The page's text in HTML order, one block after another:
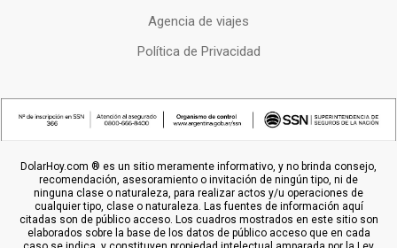
Agencia de viajes
Política de Privacidad
DolarHoy.com ® es un sitio meramente informativo, y no brinda consejo,
recomendación, asesoramiento o invitación de ningún tipo, ni de
ninguna clase o naturaleza, para realizar actos y/u operaciones de
cualquier tipo, clase o naturaleza. Las fuentes de información aquí
citadas son de público acceso. Los cuadros mostrados en este sitio son
elaborados sobre la base de los datos de público acceso que en cada